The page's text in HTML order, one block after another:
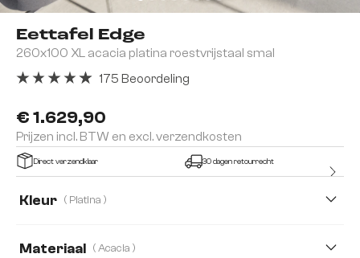
Eettafel Edge
260x100 XL acacia platina roestvrijstaal smal
€ 1.629,90
Prijzen incl. BTW en excl. verzendkosten
175 Beoordeling
Direct verzendklaar 30 dagen retourrecht
Kleur ( Platina )
Materiaal ( Acacia )